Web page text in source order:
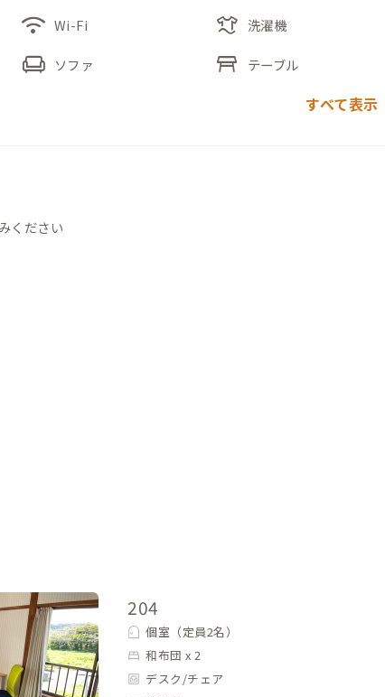
プロジェクターがあり、家守や他の会員との交流の時
クとチェア、延長コードが備わり、リモートワークに集
wifi Wi-Fi laundry 洗濯機
chair ソファ table_restaurant テーブル
すべて表示
ください
204
個室（定員2名）
和布団 x 2
デスク/チェア